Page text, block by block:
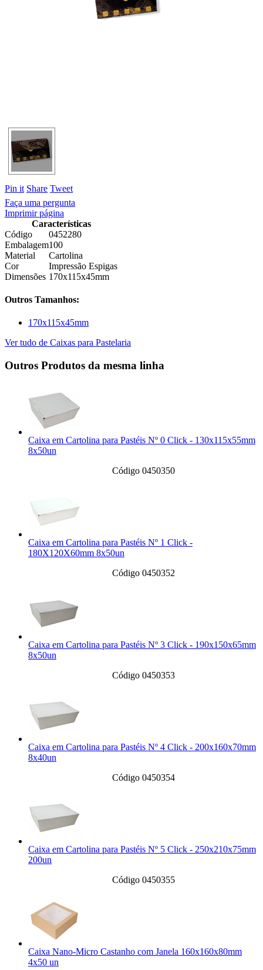
Pin it Share Tweet
Faça uma pergunta
Imprimir página
Características
Código
0452280
Embalagem100
Material
Cartolina
Cor
Impressão Espigas
Dimensões 170x115x45mm
Outros Tamanhos:
170x115x45mm
Ver tudo de Caixas para Pastelaria
Outros Produtos da mesma linha
Caixa em Cartolina para Pastéis Nº 0 Click - 130x115x55mm
8x50un
Código 0450350
Caixa em Cartolina para Pastéis Nº 1 Click -
180X120X60mm 8x50un
Código 0450352
Caixa em Cartolina para Pastéis Nº 3 Click - 190x150x65mm
8x50un
Código 0450353
Caixa em Cartolina para Pastéis Nº 4 Click - 200x160x70mm
8x40un
Código 0450354
Caixa em Cartolina para Pastéis Nº 5 Click - 250x210x75mm
200un
Código 0450355
Caixa Nano-Micro Castanho com Janela 160x160x80mm
4x50 un